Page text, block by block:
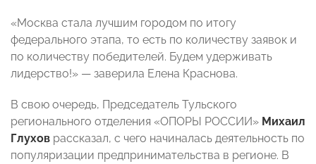
«Москва стала лучшим городом по итогу
федерального этапа, то есть по количеству заявок и
по количеству победителей. Будем удерживать
лидерство!» — заверила Елена Краснова.
В свою очередь, Председатель Тульского
регионального отделения «ОПОРЫ РОССИИ» Михаил
Глухов рассказал, с чего начиналась деятельность по
популяризации предпринимательства в регионе. В